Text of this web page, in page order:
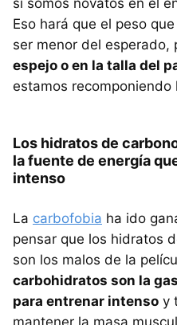
si somos novatos en el
Eso hará que el peso
ser menor del esperado,
espejo o en la talla del
estamos recomponiendo
Los hidratos de
la fuente de energía
intenso
La carbofobia ha ido
pensar que los hidratos
son los malos de la
carbohidratos son la
para entrenar intenso y